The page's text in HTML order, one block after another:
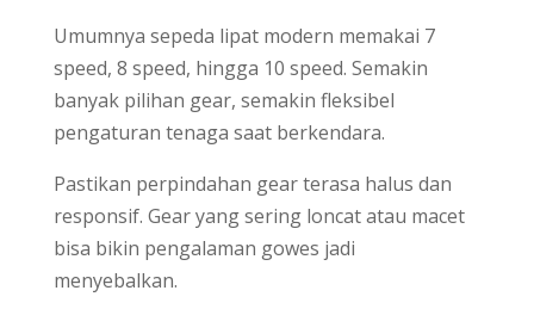
Umumnya sepeda lipat modern memakai 7
speed, 8 speed, hingga 10 speed. Semakin
banyak pilihan gear, semakin fleksibel
pengaturan tenaga saat berkendara.
Pastikan perpindahan gear terasa halus dan
responsif. Gear yang sering loncat atau macet
bisa bikin pengalaman gowes jadi
menyebalkan.